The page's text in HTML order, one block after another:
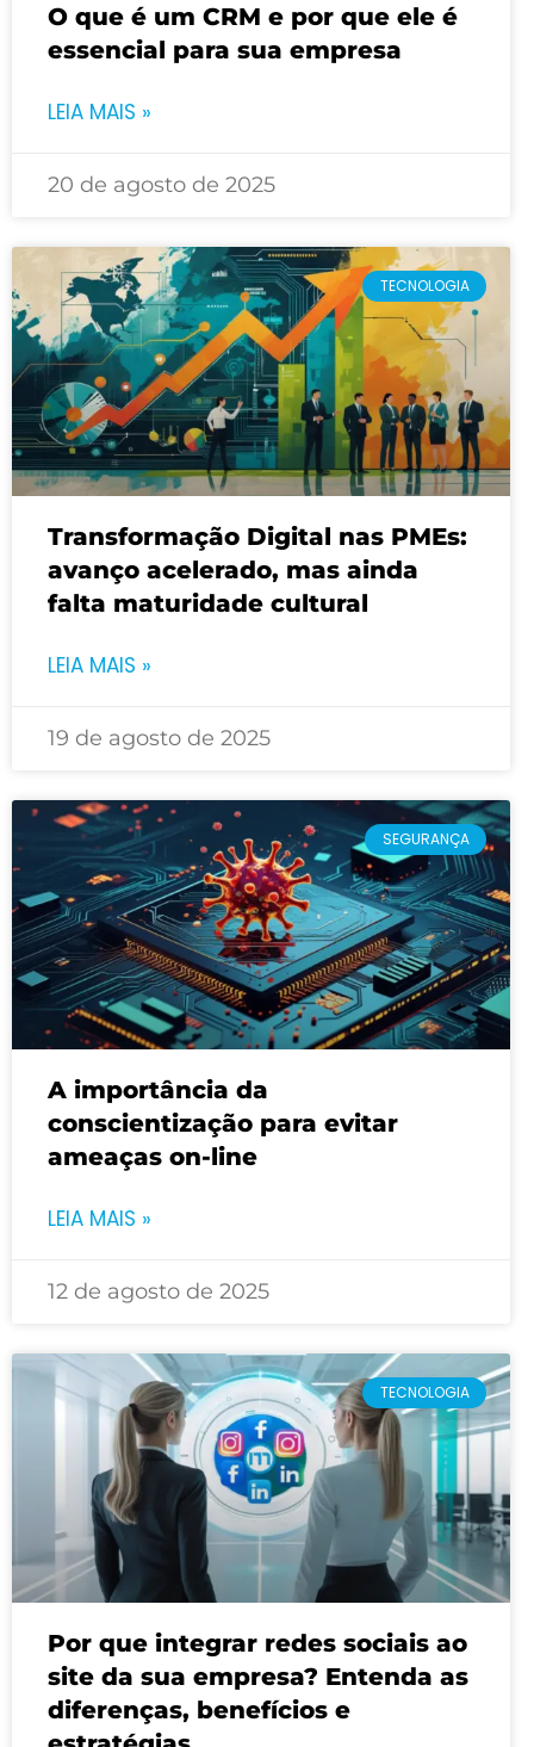
O que é um CRM e por que ele é
essencial para sua empresa
LEIA MAIS »
20 de agosto de 2025
TECNOLOGIA
Transformação Digital nas PMEs:
avanço acelerado, mas ainda
falta maturidade cultural
LEIA MAIS »
19 de agosto de 2025
SEGURANÇA
A importância da
conscientização para evitar
ameaças on-line
LEIA MAIS »
12 de agosto de 2025
TECNOLOGIA
Por que integrar redes sociais ao
site da sua empresa? Entenda as
diferenças, benefícios e